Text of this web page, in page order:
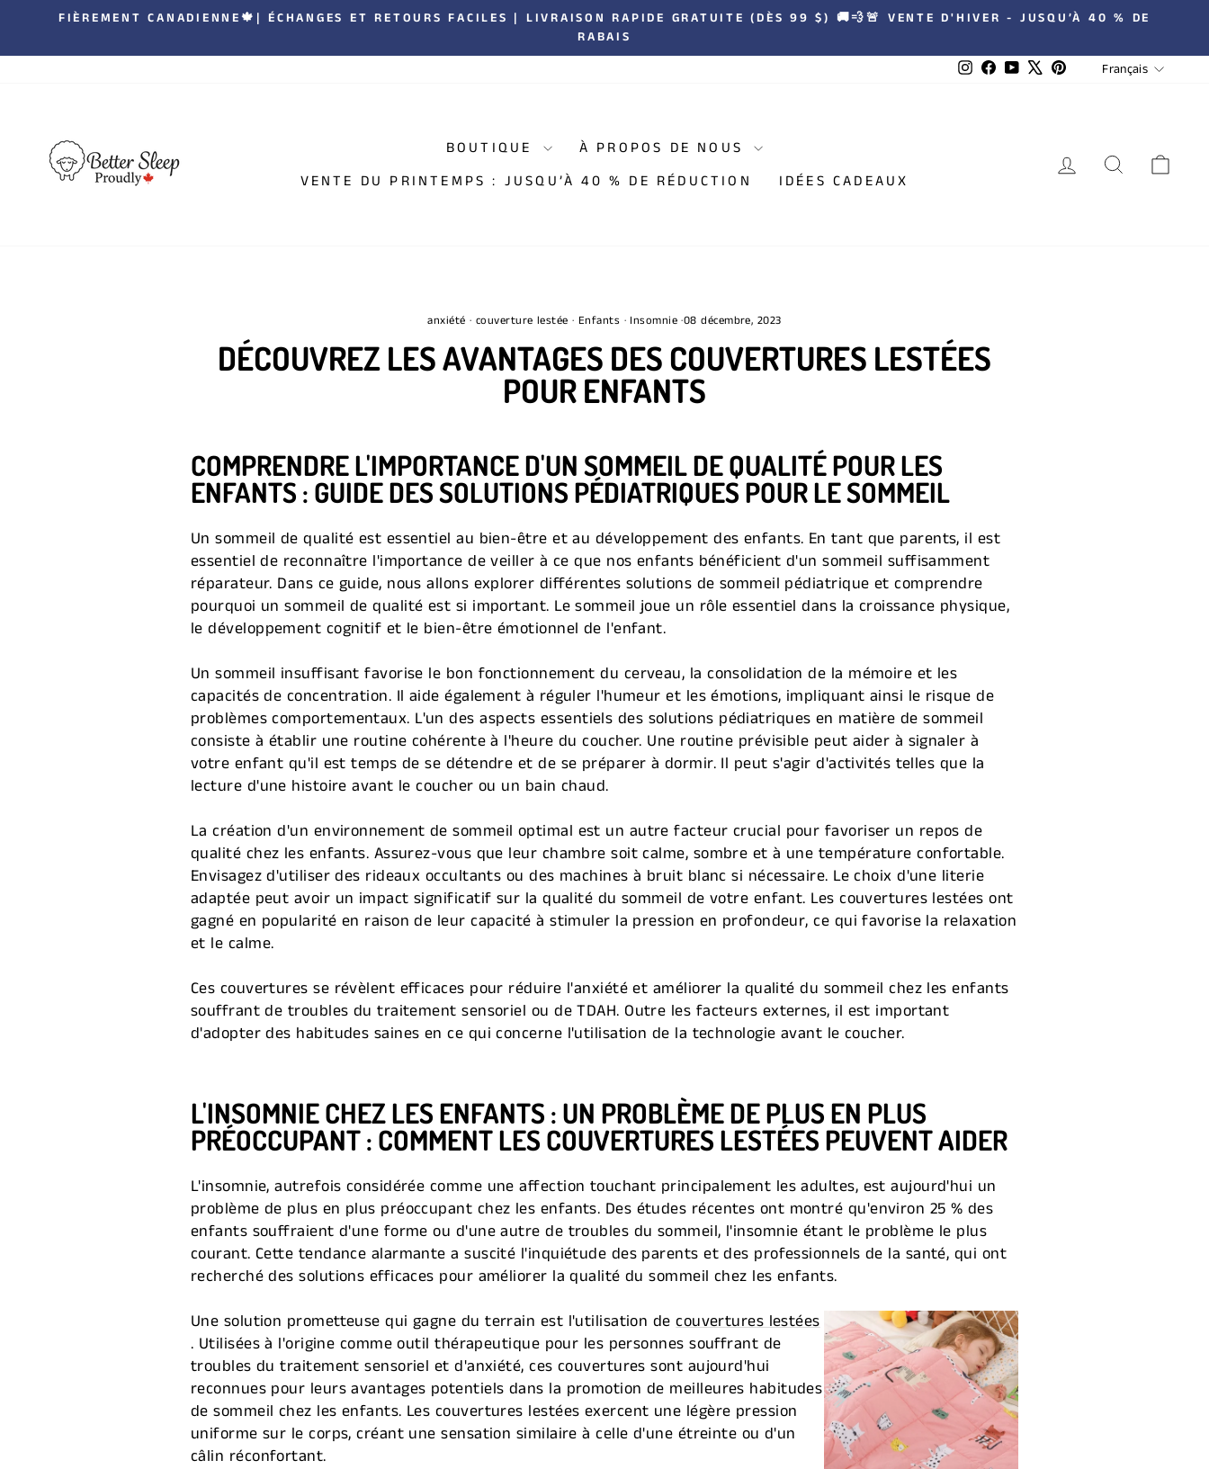
contenu
Diaporama
Pause
FIÈREMENT CANADIENNE🍁| ÉCHANGES ET RETOURS FACILES | LIVRAISON RAPIDE GRATUITE (DÈS 99 $) 🚚💨🚨 VENTE D'HIVER - JUSQU’À 40 % DE
RABAIS
Instagram
Facebook
YouTube
X PinterestLANGUE
Français
BOUTIQUE
À PROPOS DE NOUS
VENTE DU PRINTEMPS : JUSQU’À 40 % DE RÉDUCTION
IDÉES CADEAUX
SE CONNECTER
anxiété · couverture lestée · Enfants · Insomnie ·08 décembre, 2023
DÉCOUVREZ LES AVANTAGES DES COUVERTURES LESTÉES
POUR ENFANTS
COMPRENDRE L'IMPORTANCE D'UN SOMMEIL DE QUALITÉ POUR LES
ENFANTS : GUIDE DES SOLUTIONS PÉDIATRIQUES POUR LE SOMMEIL
Un sommeil de qualité est essentiel au bien-être et au développement des enfants. En tant que parents, il est
essentiel de reconnaître l'importance de veiller à ce que nos enfants bénéficient d'un sommeil suffisamment
réparateur. Dans ce guide, nous allons explorer différentes solutions de sommeil pédiatrique et comprendre
pourquoi un sommeil de qualité est si important. Le sommeil joue un rôle essentiel dans la croissance physique,
le développement cognitif et le bien-être émotionnel de l'enfant.
Un sommeil insuffisant favorise le bon fonctionnement du cerveau, la consolidation de la mémoire et les
capacités de concentration. Il aide également à réguler l'humeur et les émotions, impliquant ainsi le risque de
problèmes comportementaux. L'un des aspects essentiels des solutions pédiatriques en matière de sommeil
consiste à établir une routine cohérente à l'heure du coucher. Une routine prévisible peut aider à signaler à
votre enfant qu'il est temps de se détendre et de se préparer à dormir. Il peut s'agir d'activités telles que la
lecture d'une histoire avant le coucher ou un bain chaud.
La création d'un environnement de sommeil optimal est un autre facteur crucial pour favoriser un repos de
qualité chez les enfants. Assurez-vous que leur chambre soit calme, sombre et à une température confortable.
Envisagez d'utiliser des rideaux occultants ou des machines à bruit blanc si nécessaire. Le choix d'une literie
adaptée peut avoir un impact significatif sur la qualité du sommeil de votre enfant. Les couvertures lestées ont
gagné en popularité en raison de leur capacité à stimuler la pression en profondeur, ce qui favorise la relaxation
et le calme.
Ces couvertures se révèlent efficaces pour réduire l'anxiété et améliorer la qualité du sommeil chez les enfants
souffrant de troubles du traitement sensoriel ou de TDAH. Outre les facteurs externes, il est important
d'adopter des habitudes saines en ce qui concerne l'utilisation de la technologie avant le coucher.
L'INSOMNIE CHEZ LES ENFANTS : UN PROBLÈME DE PLUS EN PLUS
PRÉOCCUPANT : COMMENT LES COUVERTURES LESTÉES PEUVENT AIDER
L'insomnie, autrefois considérée comme une affection touchant principalement les adultes, est aujourd'hui un
problème de plus en plus préoccupant chez les enfants. Des études récentes ont montré qu'environ 25 % des
enfants souffraient d'une forme ou d'une autre de troubles du sommeil, l'insomnie étant le problème le plus
courant. Cette tendance alarmante a suscité l'inquiétude des parents et des professionnels de la santé, qui ont
recherché des solutions efficaces pour améliorer la qualité du sommeil chez les enfants.
Une solution prometteuse qui gagne du terrain est l'utilisation decouvertures lestées
. Utilisées à l'origine comme outil thérapeutique pour les personnes souffrant de
troubles du traitement sensoriel et d'anxiété, ces couvertures sont aujourd'hui
reconnues pour leurs avantages potentiels dans la promotion de meilleures habitudes
de sommeil chez les enfants. Les couvertures lestées exercent une légère pression
uniforme sur le corps, créant une sensation similaire à celle d'une étreinte ou d'un
câlin réconfortant.